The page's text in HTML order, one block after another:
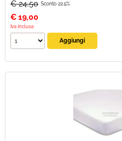
€ 24,50 Sconto 22.5%
€ 19,00
Iva inclusa